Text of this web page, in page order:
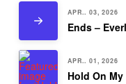
APR.. 03, 2026
Ends –
APR.. 01, 2026
Hold On